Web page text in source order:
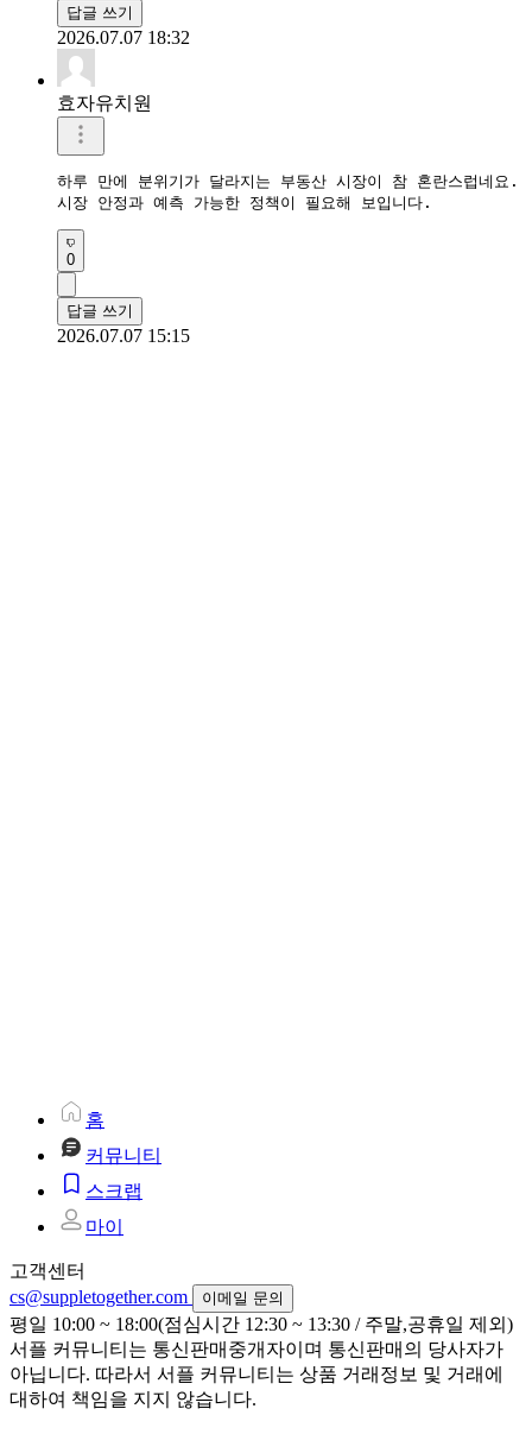
답글 쓰기
2026.07.07 18:32
효자유치원
하루 만에 분위기가 달라지는 부동산 시장이 참 혼란스럽네요.
0
답글 쓰기
2026.07.07 15:15
홈
커뮤니티
스크랩
마이
고객센터
cs@suppletogether.com
이메일 문의
평일 10:00 ~ 18:00(점심시간 12:30 ~ 13:30 / 주말,공휴일 제외)
서플 커뮤니티는 통신판매중개자이며 통신판매의 당사자가
아닙니다. 따라서 서플 커뮤니티는 상품 거래정보 및 거래에
대하여 책임을 지지 않습니다.